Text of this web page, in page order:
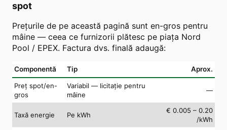
spot
Prețurile de pe această pagină sunt en-gros pentru
mâine — ceea ce furnizorii plătesc pe piața Nord
Pool / EPEX. Factura dvs. finală adaugă:
Componentă Tip Aprox.
Preț spot/en-
gros
Variabil — licitație pentru
mâine
—
Taxă energie Pe kWh
€ 0.005 – 0.20
/kWh